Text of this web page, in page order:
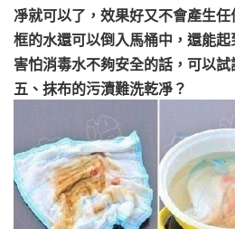
凈就可以了，效果好又不會產生
框的水還可以倒入馬桶中，還能起
害怕消毒水不夠安全的話，可以
五、抹布的污漬難洗乾凈？